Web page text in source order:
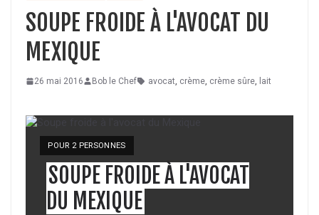
SOUPE FROIDE À L'AVOCAT DU
MEXIQUE
26 mai 2016 Bob le Chef avocat, crème, crème sûre, lait
YIELD:
POUR 2 PERSONNES
SOUPE FROIDE À L'AVOCAT
DU MEXIQUE